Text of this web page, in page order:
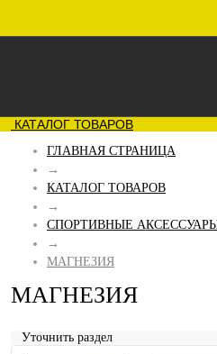
КАТАЛОГ ТОВАРОВ
ГЛАВНАЯ СТРАНИЦА
→
КАТАЛОГ ТОВАРОВ
→
СПОРТИВНЫЕ
→
МАГНЕЗИЯ
МАГНЕЗИЯ
Уточнить раздел